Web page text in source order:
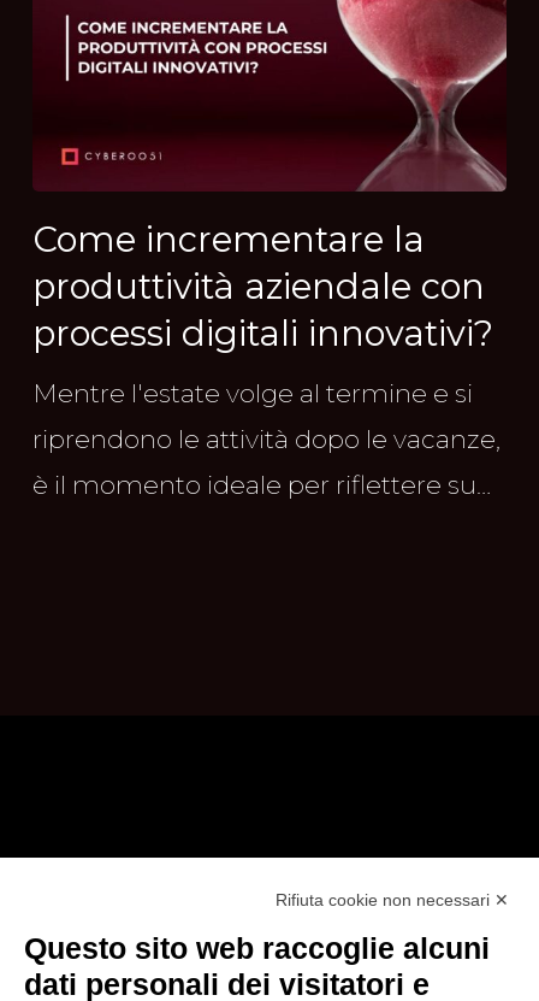
Come incrementare la
produttività aziendale con
processi digitali innovativi?
Mentre l'estate volge al termine e si
riprendono le attività dopo le vacanze,
è il momento ideale per riflettere su…
Reggio, 37 - 42124 Reggio Emilia (RE)
Rifiuta cookie non necessari ✕
Questo sito web raccoglie alcuni
dati personali dei visitatori e